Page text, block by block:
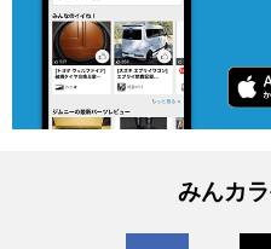
みんカ